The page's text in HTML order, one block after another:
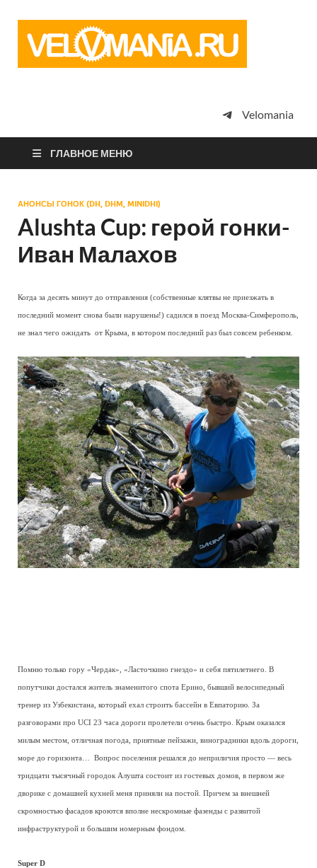
просто
Velomania
ГЛАВНОЕ МЕНЮ
АНОНСЫ ГОНОК (DH, DHM, MINIDHI)
Alushta Cup: герой гонки-
Иван Малахов
Когда за десять минут до отправления (собственные клятвы не приезжать в
последний момент снова были нарушены!) садился в поезд Москва-Симферополь,
не знал чего ожидать от Крыма, в котором последний раз был совсем ребенком.
Помню только гору «Чердак», «Ласточкино гнездо» и себя пятилетнего. В
попутчики достался житель знаменитого спота Ерино, бывший велосипедный
тренер из Узбекистана, который ехал строить бассейн в Евпаторию. За
разговорами про UCI 23 часа дороги пролетели очень быстро. Крым оказался
милым местом, отличная погода, приятные пейзажи, виноградники вдоль дороги,
море до горизонта… Вопрос поселения решался до неприличия просто — весь
тридцати тысячный городок Алушта состоит из гостевых домов, в первом же
дворике с домашней кухней меня приняли на постой. Причем за внешней
скромностью фасадов кроются вполне нескромные фазенды с развитой
инфраструктурой и большим номерным фондом.
Super D